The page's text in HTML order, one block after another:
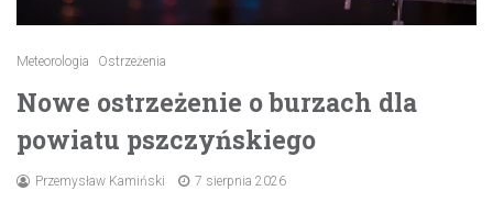
Meteorologia Ostrzeżenia
Nowe ostrzeżenie o burzach dla
powiatu pszczyńskiego
Przemysław Kamiński 7 sierpnia 2026